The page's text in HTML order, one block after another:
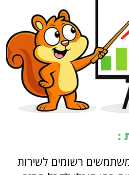
:
רשומים לשירות